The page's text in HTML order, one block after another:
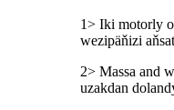
1> Iki motorly
wezipäňizi
2> Massa and
uzakdan